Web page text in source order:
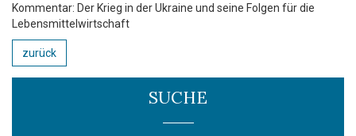
Kommentar: Der Krieg in der Ukraine und seine Folgen für die
Lebensmittelwirtschaft
zurück
SUCHE